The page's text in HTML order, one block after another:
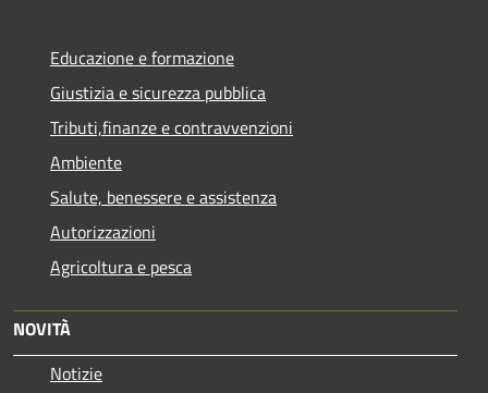
Educazione e formazione
Giustizia e sicurezza pubblica
Tributi,finanze e contravvenzioni
Ambiente
Salute, benessere e assistenza
Autorizzazioni
Agricoltura e pesca
NOVITÀ
Notizie